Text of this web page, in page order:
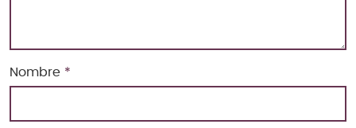
Nombre *